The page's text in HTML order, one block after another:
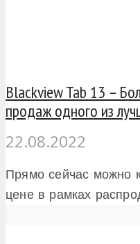
Blackview Tab 13 –
продаж одного из
22.08.2022
Прямо сейчас можно
цене в рамках